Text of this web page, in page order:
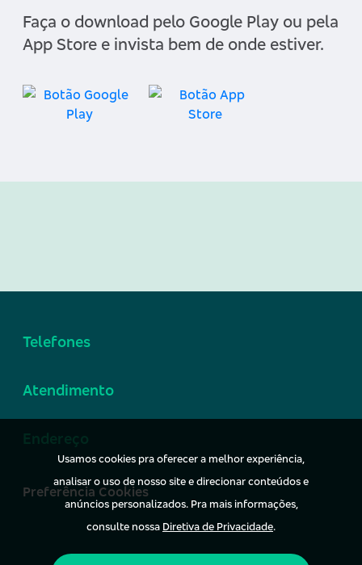
Faça o download pelo Google Play ou pela
App Store e invista bem de onde estiver.
Telefones
Atendimento
Endereço
Preferência Cookies
Usamos cookies pra oferecer a melhor experiência,
analisar o uso de nosso site e direcionar conteúdos e
anúncios personalizados. Pra mais informações,
consulte nossa Diretiva de Privacidade.